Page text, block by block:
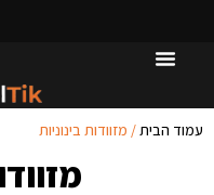
עמוד הבית / מזוודות בינוניות